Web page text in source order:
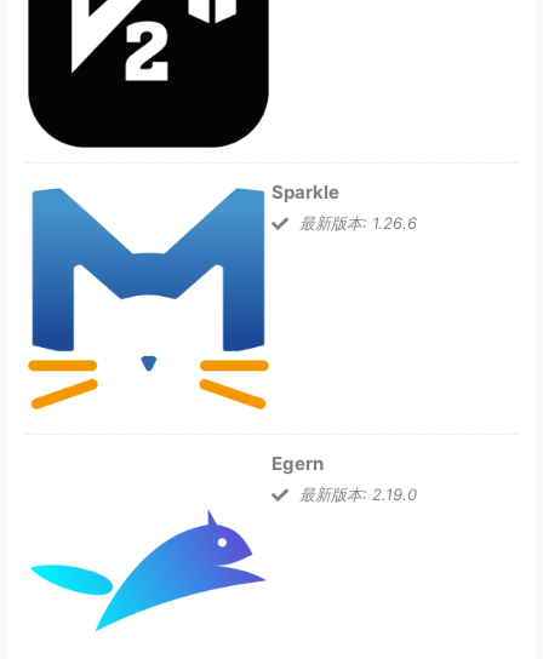
Sparkle
最新版本: 1.26.6
Egern
最新版本: 2.19.0